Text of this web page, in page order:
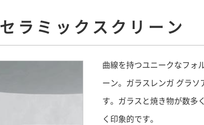
セラミックスクリーン
曲線を持つユニークなフォ
ーン。ガラスレンガ グラ
す。ガラスと焼き物が数多
く印象的です。